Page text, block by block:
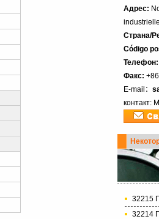
Адрес:
Страна/
Código
Телефон:
Факс:
E-mail：
контакт:
32215
32214